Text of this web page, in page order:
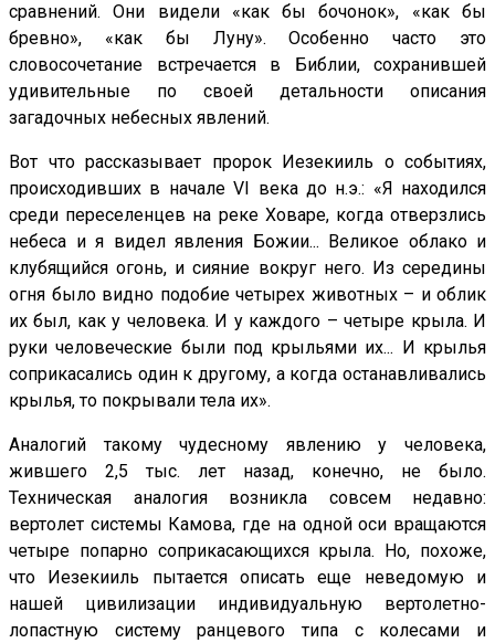
сравнений. Они видели «как бы бочонок», «как бы
бревно», «как бы Луну». Особенно часто это
словосочетание встречается в Библии, сохранившей
удивительные по своей детальности описания
загадочных небесных явлений.
Вот что рассказывает пророк Иезекииль о событиях,
происходивших в начале VI века до н.э.: «Я находился
среди переселенцев на реке Ховаре, когда отверзлись
небеса и я видел явления Божии... Великое облако и
клубящийся огонь, и сияние вокруг него. Из середины
огня было видно подобие четырех животных – и облик
их был, как у человека. И у каждого – четыре крыла. И
руки человеческие были под крыльями их... И крылья
соприкасались один к другому, а когда останавливались
крылья, то покрывали тела их».
Аналогий такому чудесному явлению у человека,
жившего 2,5 тыс. лет назад, конечно, не было.
Техническая аналогия возникла совсем недавно:
вертолет системы Камова, где на одной оси вращаются
четыре попарно соприкасающихся крыла. Но, похоже,
что Иезекииль пытается описать еще неведомую и
нашей цивилизации индивидуальную вертолетно-
лопастную систему ранцевого типа с колесами и